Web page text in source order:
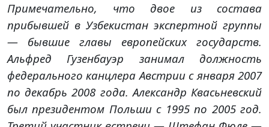
Примечательно, что двое из состава
прибывшей в Узбекистан экспертной группы
— бывшие главы европейских государств.
Альфред Гузенбауэр занимал должность
федерального канцлера Австрии с января 2007
по декабрь 2008 года. Александр Квасьневский
был президентом Польши с 1995 по 2005 год.